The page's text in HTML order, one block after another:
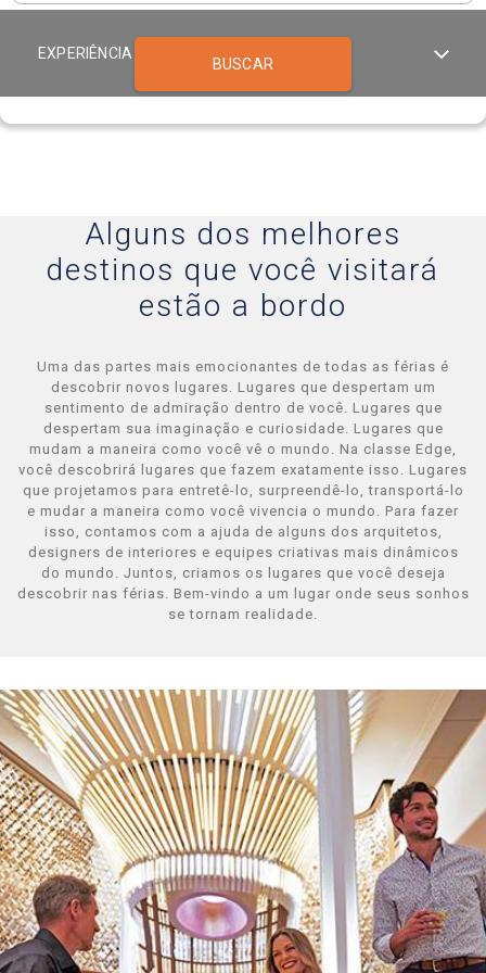
Infinity®
Reflection®
Roamer℠
Seeker℠
Silhouette®
Solstice®
Summit®
XCel℠
Xcite℠
BUSCAR
EXPERIÊNCIA A BORDO APEX
Alguns dos melhores
destinos que você visitará
estão a bordo
Uma das partes mais emocionantes de todas as férias é
descobrir novos lugares. Lugares que despertam um
sentimento de admiração dentro de você. Lugares que
despertam sua imaginação e curiosidade. Lugares que
mudam a maneira como você vê o mundo. Na classe Edge,
você descobrirá lugares que fazem exatamente isso. Lugares
que projetamos para entretê-lo, surpreendê-lo, transportá-lo
e mudar a maneira como você vivencia o mundo. Para fazer
isso, contamos com a ajuda de alguns dos arquitetos,
designers de interiores e equipes criativas mais dinâmicos
do mundo. Juntos, criamos os lugares que você deseja
descobrir nas férias. Bem-vindo a um lugar onde seus sonhos
se tornam realidade.